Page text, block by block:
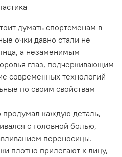
думать спортсменам в
очки давно стали не
а незаменимым
глаз, подчеркивающим
современных технологий
по своим свойствам
продумал каждую деталь,
с головной болью,
переносицы.
плотно прилегают к лицу,